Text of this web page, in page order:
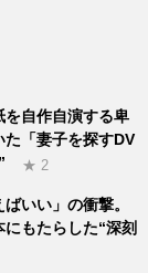
を自作自演する卑
「妻子を探すDV
★ 2
いい」の衝撃。
もたらした“深刻